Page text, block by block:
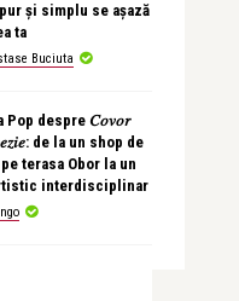
și simplu se așază
ta
Buciuta
Pop despre 𝐶𝑜𝑣𝑜𝑟
de la un shop de
terasa Obor la un
interdisciplinar